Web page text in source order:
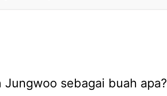
sebagai buah apa?